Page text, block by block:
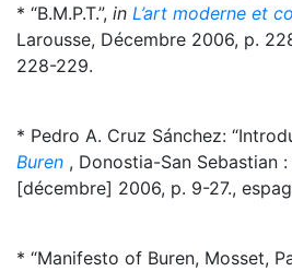
* “B.M.P.T.”, in L’art moderne et
Larousse, Décembre 2006, p.
228-229.
* Pedro A. Cruz Sánchez:
Buren , Donostia-San Sebastian
[décembre] 2006, p. 9-27.,
* “Manifesto of Buren, Mosset,